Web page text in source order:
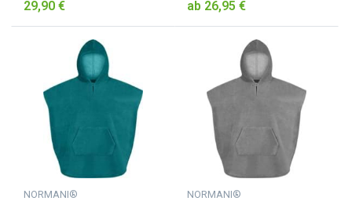
29,90 €
kuscheliger kinderbademantel
ab 26,95 €
NORMANI® NORMANI®